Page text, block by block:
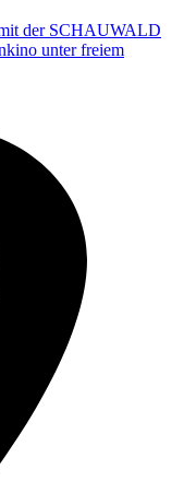
der SCHAUWALD
unter freiem